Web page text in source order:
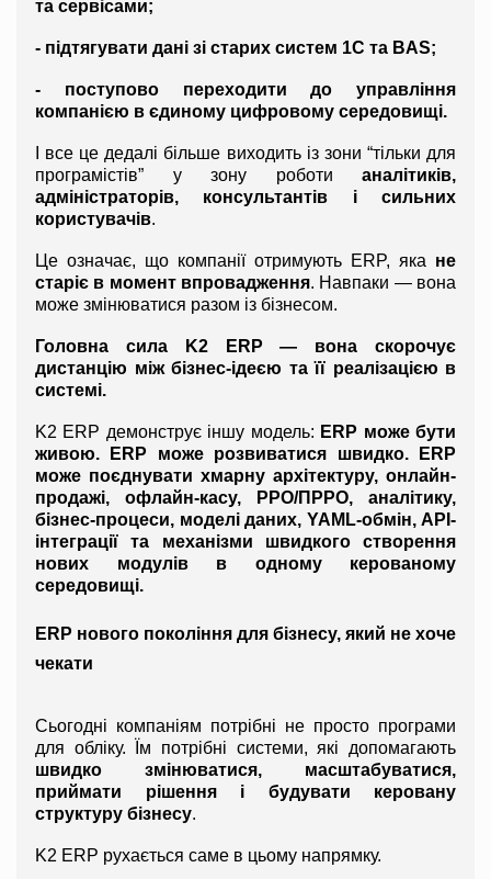
та сервісами;
- підтягувати дані зі старих систем 1С та BAS;
- поступово переходити до управління
компанією в єдиному цифровому середовищі.
І все це дедалі більше виходить із зони “тільки для
програмістів” у зону роботи аналітиків,
адміністраторів, консультантів і сильних
користувачів.
Це означає, що компанії отримують ERP, яка не
старіє в момент впровадження. Навпаки — вона
може змінюватися разом із бізнесом.
Головна сила K2 ERP — вона скорочує
дистанцію між бізнес-ідеєю та її реалізацією в
системі.
K2 ERP демонструє іншу модель: ERP може бути
живою. ERP може розвиватися швидко. ERP
може поєднувати хмарну архітектуру, онлайн-
продажі, офлайн-касу, РРО/ПРРО, аналітику,
бізнес-процеси, моделі даних, YAML-обмін, API-
інтеграції та механізми швидкого створення
нових модулів в одному керованому
середовищі.
ERP нового покоління для бізнесу, який не хоче
чекати
Сьогодні компаніям потрібні не просто програми
швидко змінюватися, масштабуватися,
приймати рішення і будувати керовану
структуру бізнесу.
K2 ERP рухається саме в цьому напрямку.